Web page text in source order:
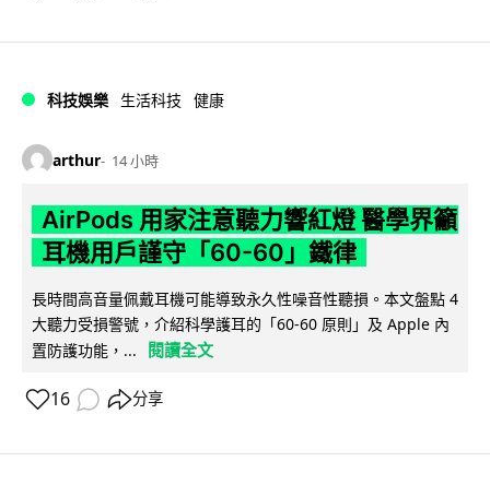
科技娛樂 生活科技 健康
arthur 14 小時
AirPods 用家注意聽力響紅燈 醫學界籲
耳機用戶謹守「60-60」鐵律
長時間高音量佩戴耳機可能導致永久性噪音性聽損。本文盤點 4
大聽力受損警號，介紹科學護耳的「60-60 原則」及 Apple 內
置防護功能，...
閱讀全文
16 分享